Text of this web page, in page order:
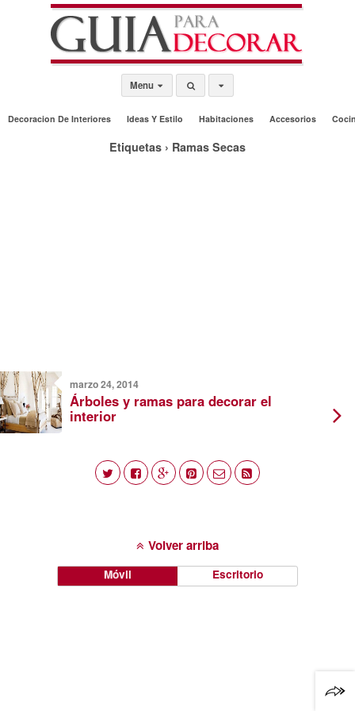
Menu
Decoracion De Interiores Ideas Y Estilo Habitaciones Accesorios
Etiquetas › Ramas Secas
marzo 24, 2014
Árboles y ramas para decorar el
interior
Volver arriba
Móvil Escritorio